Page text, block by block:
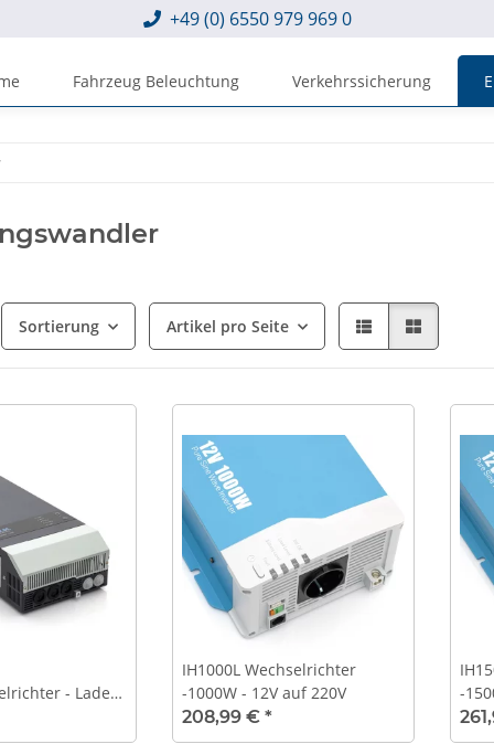
+49 (0) 6550 979 969 0
Fahrzeug Beleuchtung Verkehrssicherung
Sortierung Artikel pro Seite
- Laden,
IH1000L Wechselrichter
-1000W - 12V auf 220V
208,99 € *
-